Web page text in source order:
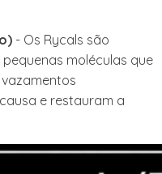
- Os Rycals são
moléculas que
vazamentos
e restauram a